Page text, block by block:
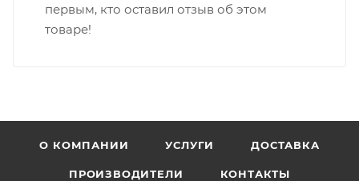
первым, кто оставил отзыв об этом
товаре!
О КОМПАНИИ УСЛУГИ ДОСТАВКА
ПРОИЗВОДИТЕЛИ КОНТАКТЫ